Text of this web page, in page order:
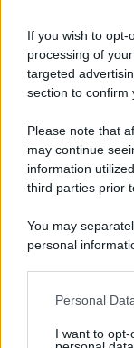
If you wish to
processing of
targeted
section to confirm
Please note that
may continue
information
third parties prior
You may
personal
This information
disclose it to
Personal
I want to
INFORMAZIONI UTILI
Prima di
minute
Lo sapevi
Caldo
grandine:
meteo per
Presto